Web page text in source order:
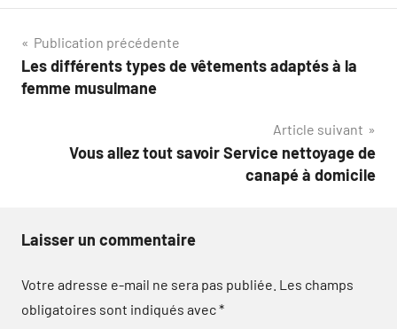
Navigation
de
Publication précédente
Les différents types de vêtements adaptés à la
femme musulmane
Article suivant
Vous allez tout savoir Service nettoyage de
canapé à domicile
Laisser un commentaire
Votre adresse e-mail ne sera pas publiée. Les champs
obligatoires sont indiqués avec*